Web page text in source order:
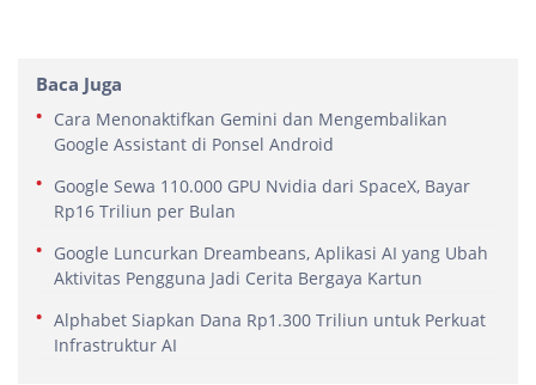
Baca Juga
Cara Menonaktifkan Gemini dan Mengembalikan
Google Assistant di Ponsel Android
Google Sewa 110.000 GPU Nvidia dari SpaceX, Bayar
Rp16 Triliun per Bulan
Google Luncurkan Dreambeans, Aplikasi AI yang Ubah
Aktivitas Pengguna Jadi Cerita Bergaya Kartun
Alphabet Siapkan Dana Rp1.300 Triliun untuk Perkuat
Infrastruktur AI